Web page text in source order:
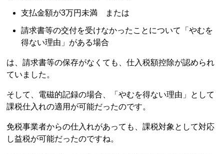
支払金額が3万円未満 または
請求書等の交付を受けなかったことについて「やむを
得ない理由」がある場合
は、請求書等の保存がなくても、仕入税額控除が認められ
ていました。
そして、電磁的記録の場合、「やむを得ない理由」として
課税仕入れの適用が可能だったのです。
免税事業者からの仕入れがあっても、課税対象として対応
し益税が可能だったのですね。